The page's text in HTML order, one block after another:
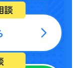
談